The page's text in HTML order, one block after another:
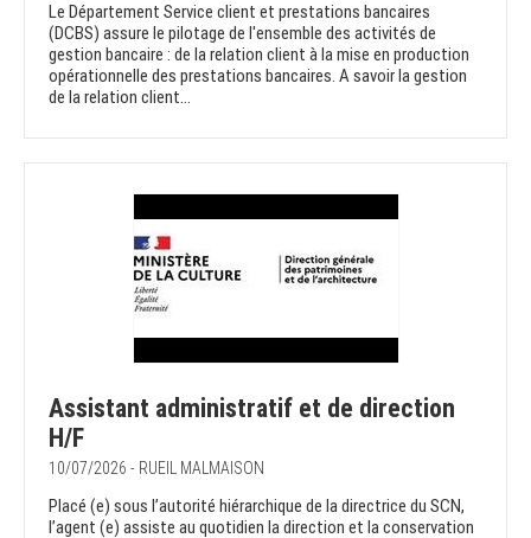
Le Département Service client et prestations bancaires
(DCBS) assure le pilotage de l'ensemble des activités de
gestion bancaire : de la relation client à la mise en production
opérationnelle des prestations bancaires. A savoir la gestion
de la relation client...
Assistant administratif et de direction
H/F
10/07/2026 - RUEIL MALMAISON
Placé (e) sous l’autorité hiérarchique de la directrice du SCN,
l’agent (e) assiste au quotidien la direction et la conservation